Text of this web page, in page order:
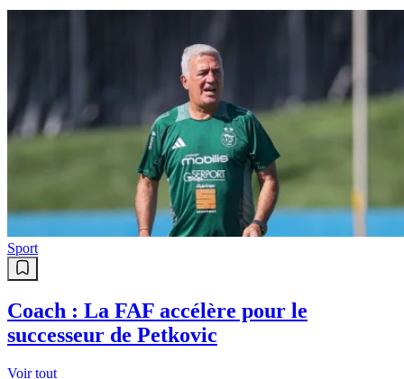
Sport
Coach : La FAF accélère pour le
successeur de Petkovic
Voir tout